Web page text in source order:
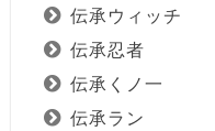
伝承ウィッチ
伝承忍者
伝承くノ一
伝承ラン